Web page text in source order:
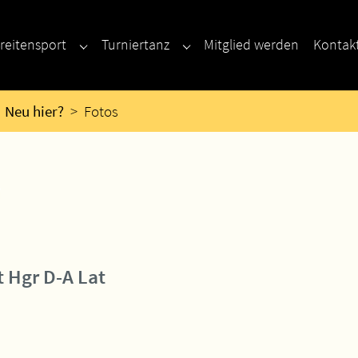
for "Neu hier?"Submenu for "Breitensport"
Turniertanz Submenu for "Turniertanz"
Mitglied werden
Neu hier? Fotos
D-A Lat